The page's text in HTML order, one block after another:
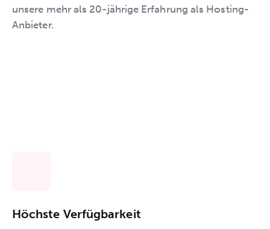
unsere mehr als 20-jährige Erfahrung als Hosting-
Anbieter.
Höchste Verfügbarkeit